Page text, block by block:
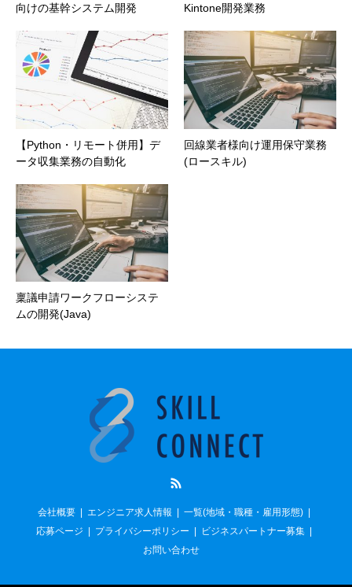
向けの基幹システム開発
Kintone開発業務
【Python・リモート併用】デ
ータ収集業務の自動化
回線業者様向け運用保守業務
(ロースキル)
稟議申請ワークフローシステ
ムの開発(Java)
会社概要 エンジニア求人情報
一覧(地域・職種・雇用形態)
応募ページ
プライバシーポリシー
ビジネスパートナー募集
お問い合わせ